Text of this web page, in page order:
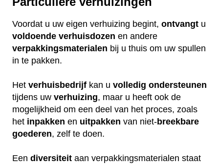
Voordat u uw eigen verhuizing begint, ontvangt u
voldoende verhuisdozen en andere
verpakkingsmaterialen bij u thuis om uw spullen
in te pakken.
Het verhuisbedrijf kan u volledig ondersteunen
tijdens uw verhuizing, maar u heeft ook de
mogelijkheid om een deel van het proces, zoals
het inpakken en uitpakken van niet-breekbare
goederen, zelf te doen.
Een diversiteit aan verpakkingsmaterialen staat